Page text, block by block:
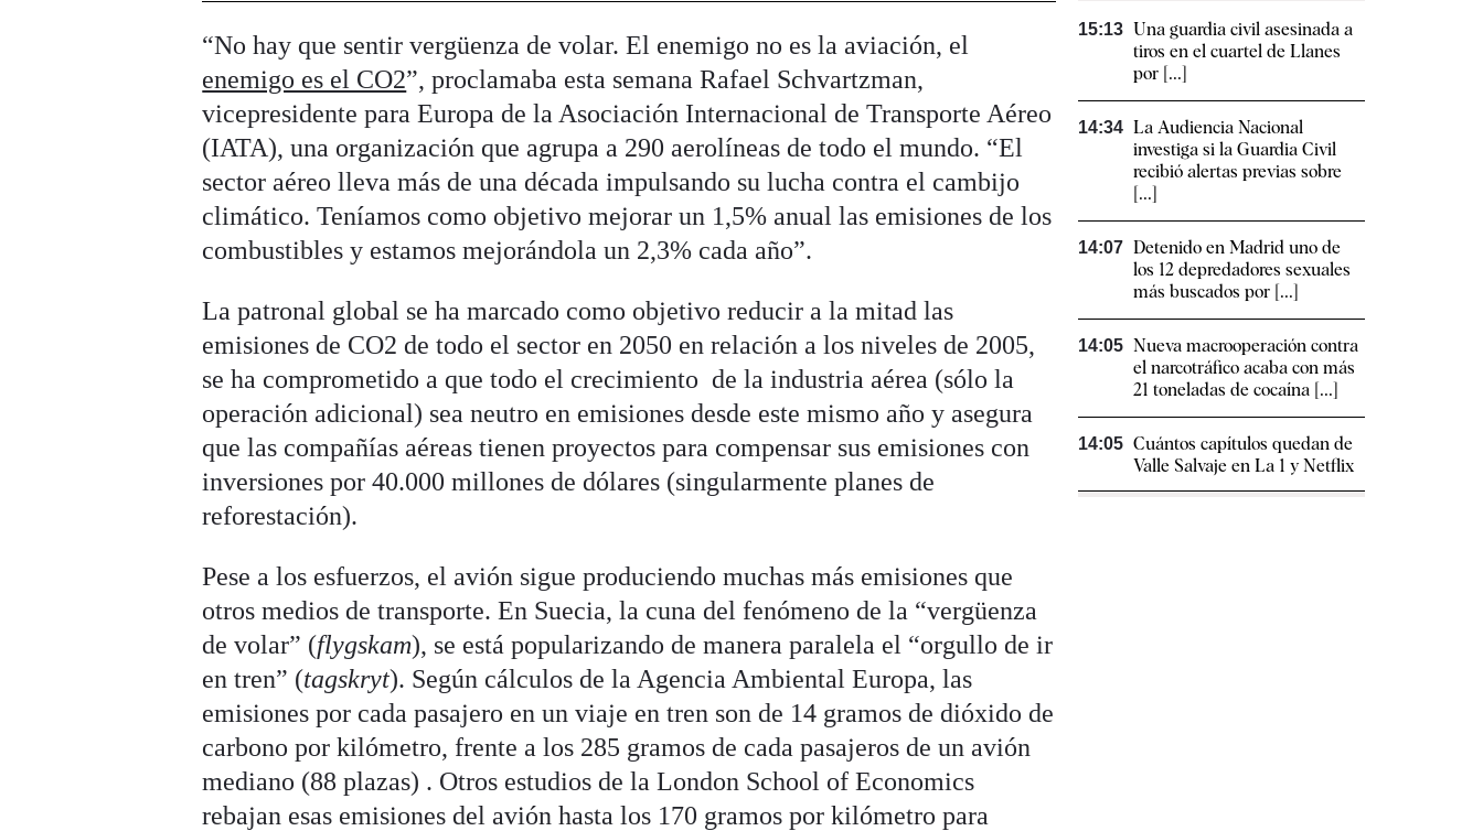
“No hay que sentir vergüenza de volar. El enemigo no es la aviación, el
enemigo es el CO2”, proclamaba esta semana Rafael Schvartzman,
vicepresidente para Europa de la Asociación Internacional de Transporte Aéreo
(IATA), una organización que agrupa a 290 aerolíneas de todo el mundo. “El
sector aéreo lleva más de una década impulsando su lucha contra el cambijo
climático. Teníamos como objetivo mejorar un 1,5% anual las emisiones de los
combustibles y estamos mejorándola un 2,3% cada año”.
La patronal global se ha marcado como objetivo reducir a la mitad las
emisiones de CO2 de todo el sector en 2050 en relación a los niveles de 2005,
se ha comprometido a que todo el crecimiento de la industria aérea (sólo la
operación adicional) sea neutro en emisiones desde este mismo año y asegura
que las compañías aéreas tienen proyectos para compensar sus emisiones con
inversiones por 40.000 millones de dólares (singularmente planes de
reforestación).
Pese a los esfuerzos, el avión sigue produciendo muchas más emisiones que
otros medios de transporte. En Suecia, la cuna del fenómeno de la “vergüenza
de volar” (flygskam), se está popularizando de manera paralela el “orgullo de ir
en tren” (tagskryt). Según cálculos de la Agencia Ambiental Europa, las
emisiones por cada pasajero en un viaje en tren son de 14 gramos de dióxido de
carbono por kilómetro, frente a los 285 gramos de cada pasajeros de un avión
mediano (88 plazas) . Otros estudios de la London School of Economics
rebajan esas emisiones del avión hasta los 170 gramos por kilómetro para
15:13 Una guardia civil asesinada a
tiros en el cuartel de Llanes
por [...]
14:34 La Audiencia Nacional
investiga si la Guardia Civil
recibió alertas previas sobre
[...]
14:07 Detenido en Madrid uno de
los 12 depredadores sexuales
más buscados por [...]
14:05 Nueva macrooperación contra
el narcotráfico acaba con más
21 toneladas de cocaína [...]
14:05 Cuántos capítulos quedan de
Valle Salvaje en La 1 y Netflix